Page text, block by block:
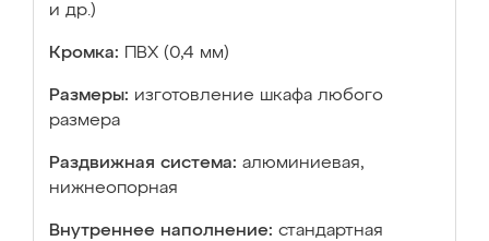
и др.)
Кромка: ПВХ (0,4 мм)
Размеры: изготовление шкафа любого
размера
Раздвижная система: алюминиевая,
нижнеопорная
Внутреннее наполнение: стандартная